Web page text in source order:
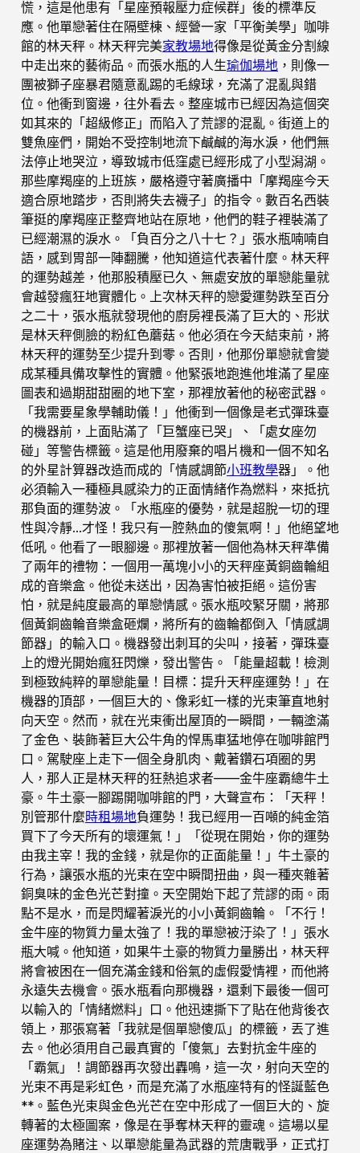
慌，這是他患有「星座預報壓力症候群」後的標準反
應。他單戀著住在隔壁棟、經營一家「平衡美學」咖啡
館的林天秤。林天秤完美家教場地得像是從黃金分割線
中走出來的藝術品。而張水瓶的人生瑜伽場地 ，則像一
團被獅子座暴君隨意亂踢的毛線球，充滿了混亂與錯
位。他衝到窗邊，往外看去。整座城市已經因為這個突
如其來的「超級修正」而陷入了荒謬的混亂。街道上的
雙魚座們，開始不受控制地流下鹹鹹的海水淚，他們無
法停止地哭泣，導致城市低窪處已經形成了小型潟湖。
那些摩羯座的上班族，嚴格遵守著廣播中「摩羯座今天
適合原地踏步，否則將失去襪子」的指令。數百名西裝
筆挺的摩羯座正整齊地站在原地，他們的鞋子裡裝滿了
已經潮濕的淚水。「負百分之八十七？」張水瓶喃喃自
語，感到胃部一陣翻騰，他知道這代表著什麼。林天秤
的運勢越差，他那股積壓已久、無處安放的單戀能量就
會越發瘋狂地實體化。上次林天秤的戀愛運勢跌至百分
之二十，張水瓶就發現他的廚房裡長滿了巨大的、形狀
是林天秤側臉的粉紅色蘑菇。他必須在今天結束前，將
林天秤的運勢至少提升到零。否則，他那份單戀就會變
成某種具備攻擊性的實體。他緊張地跑進他堆滿了星座
圖表和過期甜甜圈的地下室，那裡放著他的秘密武器。
「我需要星象學輔助儀！」他衝到一個像是老式彈珠臺
的機器前，上面貼滿了「巨蟹座已哭」、「處女座勿
碰」等警告標籤。這是他用廢棄的唱片機和一個不知名
的外星計算器改造而成的「情感調節小班教學器」。他
必須輸入一種極具感染力的正面情緒作為燃料，來抵抗
那負面的運勢波。「水瓶座的優勢，就是超脫一切的理
性與冷靜…才怪！我只有一腔熱血的傻氣啊！」他絕望地
低吼。他看了一眼腳邊。那裡放著一個他為林天秤準備
了兩年的禮物：一個用一萬塊小小的天秤座黃銅齒輪組
成的音樂盒。他從未送出，因為害怕被拒絕。這份害
怕，就是純度最高的單戀情感。張水瓶咬緊牙關，將那
個黃銅齒輪音樂盒砸爛，將所有的齒輪都倒入「情感調
節器」的輸入口。機器發出刺耳的尖叫，接著，彈珠臺
上的燈光開始瘋狂閃爍，發出警告。「能量超載！檢測
到極致純粹的單戀能量！目標：提升天秤座運勢！」在
機器的頂部，一個巨大的、像彩虹一樣的光束筆直地射
向天空。然而，就在光束衝出屋頂的一瞬間，一輛塗滿
了金色、裝飾著巨大公牛角的悍馬車猛地停在咖啡館門
口。駕駛座上走下一個全身肌肉、戴著鑽石項圈的男
人，那人正是林天秤的狂熱追求者——金牛座霸總牛土
豪。牛土豪一腳踢開咖啡館的門，大聲宣布：「天秤！
別管那什麼時租場地負運勢！我已經用一百噸的純金箔
買下了今天所有的壞運氣！」「從現在開始，你的運勢
由我主宰！我的金錢，就是你的正面能量！」牛土豪的
行為，讓張水瓶的光束在空中瞬間扭曲，與一種夾雜著
銅臭味的金色光芒對撞。天空開始下起了荒謬的雨。雨
點不是水，而是閃耀著淚光的小小黃銅齒輪。「不行！
金牛座的物質力量太強了！我的單戀被汙染了！」張水
瓶大喊。他知道，如果牛土豪的物質力量勝出，林天秤
將會被困在一個充滿金錢和俗氣的虛假愛情裡，而他將
永遠失去機會。張水瓶看向那機器，還剩下最後一個可
以輸入的「情緒燃料」口。他迅速撕下了貼在他背後衣
領上，那張寫著「我就是個單戀傻瓜」的標籤，丟了進
去。他必須用自己最真實的「傻氣」去對抗金牛座的
「霸氣」！調節器再次發出轟鳴，這一次，射向天空的
光束不再是彩虹色，而是充滿了水瓶座特有的怪誕藍色
**。藍色光束與金色光芒在空中形成了一個巨大的、旋
轉著的太極圖案，像是在爭奪林天秤的靈魂。這場以星
座運勢為賭注、以單戀能量為武器的荒唐戰爭，正式打